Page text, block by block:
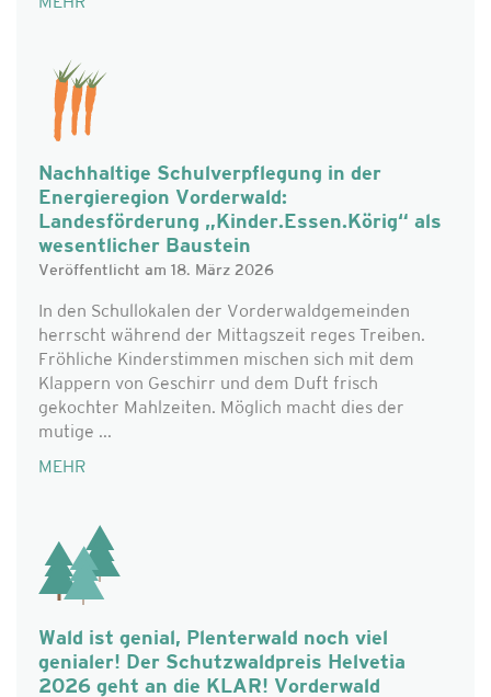
Nachhaltige Schulverpflegung in der
Energieregion Vorderwald:
Landesförderung „Kinder.Essen.Körig“ als
wesentlicher Baustein
Veröffentlicht am 18. März 2026
In den Schullokalen der Vorderwaldgemeinden
herrscht während der Mittagszeit reges Treiben.
Fröhliche Kinderstimmen mischen sich mit dem
Klappern von Geschirr und dem Duft frisch
gekochter Mahlzeiten. Möglich macht dies der
mutige ...
MEHR
Wald ist genial, Plenterwald noch viel
genialer! Der Schutzwaldpreis Helvetia
2026 geht an die KLAR! Vorderwald